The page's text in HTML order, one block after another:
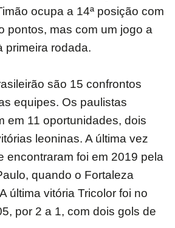
ocupa a 14ª posição com
pontos, mas com um jogo a
primeira rodada.
são 15 confrontos
equipes. Os paulistas
em 11 oportunidades, dois
leoninas. A última vez
encontraram foi em 2019 pela
quando o Fortaleza
última vitória Tricolor foi no
por 2 a 1, com dois gols de